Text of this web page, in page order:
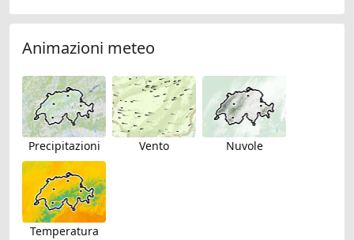
Animazioni meteo
Precipitazioni Vento Nuvole
Temperatura